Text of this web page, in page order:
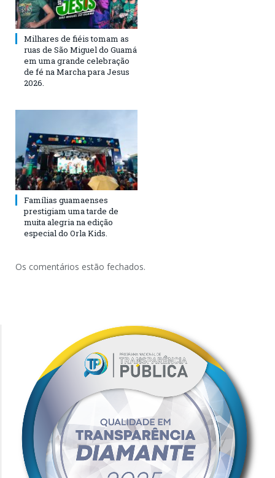
Milhares de fiéis tomam as
ruas de São Miguel do Guamá
em uma grande celebração
de fé na Marcha para Jesus
2026.
Famílias guamaenses
prestigiam uma tarde de
muita alegria na edição
especial do Orla Kids.
Os comentários estão fechados.